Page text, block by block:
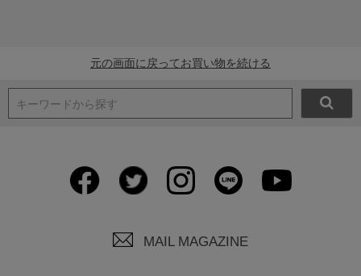
元の画面に戻ってお買い物を続ける
キーワードから探す
MAIL MAGAZINE